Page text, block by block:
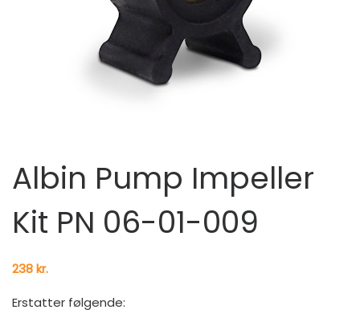
Albin Pump Impeller
Kit PN 06-01-009
238kr.
Erstatter følgende: